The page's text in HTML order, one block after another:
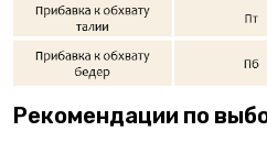
Рекомендации по